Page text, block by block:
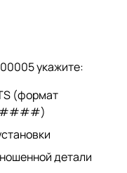
укажите:
(формат
детали